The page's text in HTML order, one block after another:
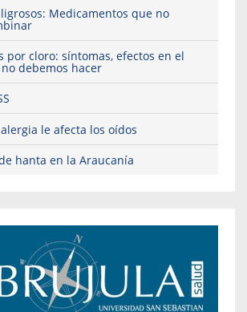
Medicamentos que no
por cloro: síntomas, efectos en el
debemos hacer
le afecta los oídos
hanta en la Araucanía